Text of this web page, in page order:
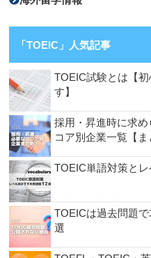
「TOEIC」人気記事
TOEIC試験とは【
す】
採用・昇進時に求
コア別企業一覧【ま
TOEIC単語対策と
TOEICは過去問題
選